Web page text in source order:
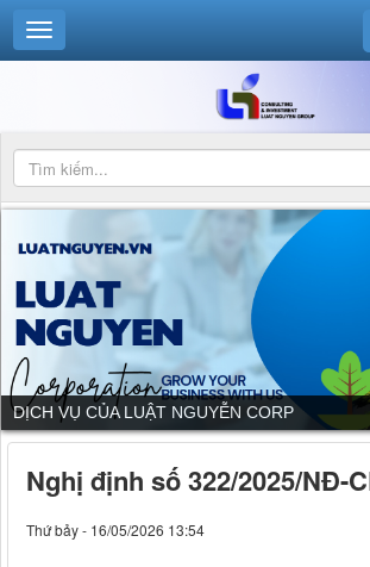
DỊCH VỤ CỦA LUẬT NGUYỄN CORP
Nghị định số 322/2025/NĐ-
Thứ bảy - 16/05/2026 13:54